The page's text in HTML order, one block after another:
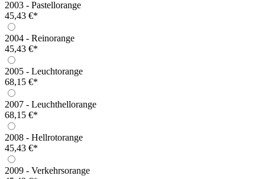
2003 - Pastellorange
45,43 €*
2004 - Reinorange
45,43 €*
2005 - Leuchtorange
68,15 €*
2007 - Leuchthellorange
68,15 €*
2008 - Hellrotorange
45,43 €*
2009 - Verkehrsorange